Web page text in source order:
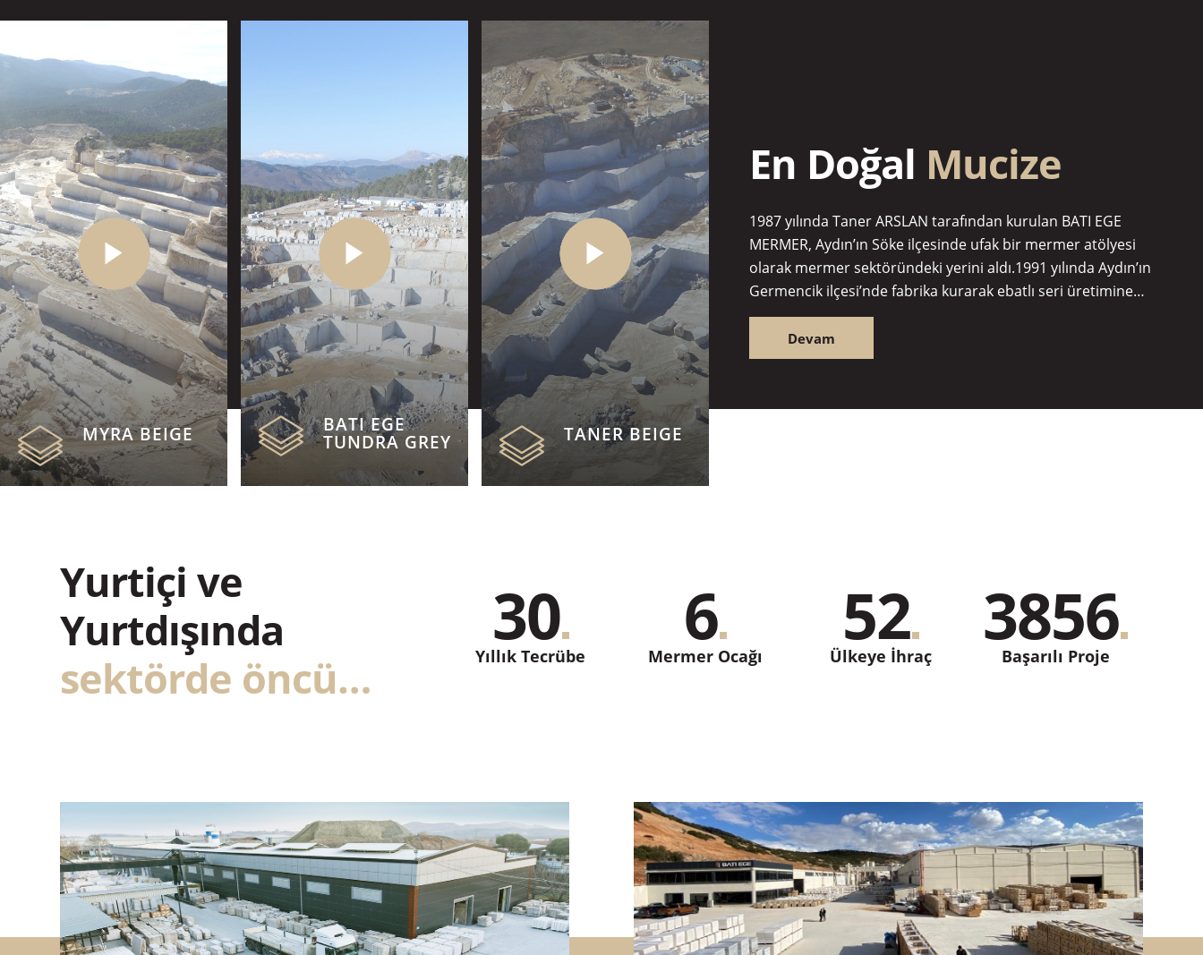
ilk ve tek “Myra Beige” ocağı ile
yurtiçi ve yurtdışındaki sektörün
önde gelen inşaat ve proje
firmalarıyla bir çok projeye imza attı.
MYRA BEIGE
BATI EGE
TUNDRA GREY
TANER BEIGE
En Doğal Mucize
1987 yılında Taner ARSLAN tarafından kurulan BATI EGE
MERMER, Aydın’ın Söke ilçesinde ufak bir mermer atölyesi
olarak mermer sektöründeki yerini aldı.1991 yılında Aydın’ın
Germencik ilçesi’nde fabrika kurarak ebatlı seri üretimine
başladı. 2007 yılına kadar, Manisa Kula’da “Light Travertine”,
“Reale Travertine”, “Noce Travertine”, Antalya Elmalı’da “Lykia
Marfil Beige”, “Limestone Reale”, Denizli’de “Noce Travertine”,
adını yazdırdı. 2007 yılında Antalya Elmalı’da açtığı Türkiye’deki
Devam
Yurtiçi ve
Yurtdışında
sektörde öncü…
30
Yıllık Tecrübe 6
Mermer Ocağı 52
Ülkeye İhraç 3856
Başarılı Proje